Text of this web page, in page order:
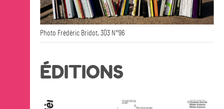
Photo Frédéric Bridot, 303 N°96
ÉDITIONS